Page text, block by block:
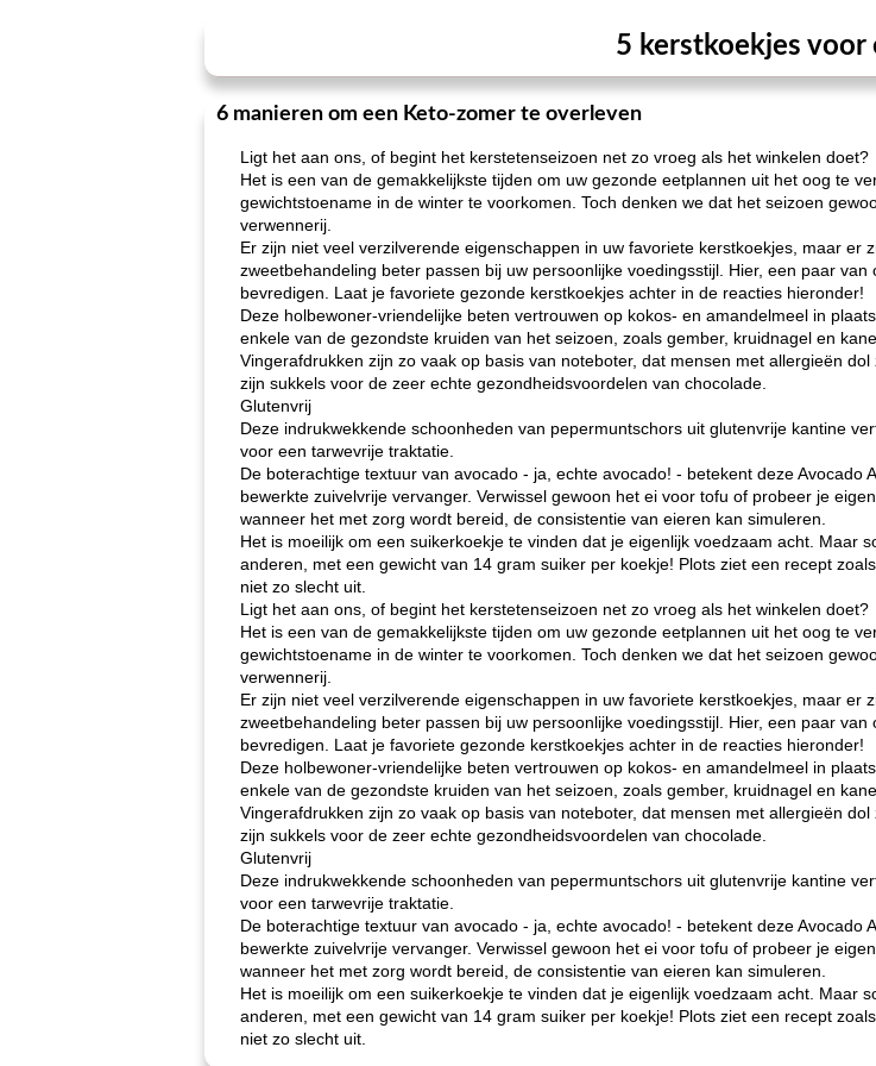
5 kerstkoekjes voor
6 manieren om een ​​Keto-zomer te overleven
Ligt het aan ons, of begint het kerstetenseizoen net zo vroeg als het winkelen doet?
Het is een van de gemakkelijkste tijden om uw gezonde eetplannen uit het oog te
gewichtstoename in de winter te voorkomen. Toch denken we dat het seizoen
verwennerij.
Er zijn niet veel verzilverende eigenschappen in uw favoriete kerstkoekjes, maar er
zweetbehandeling beter passen bij uw persoonlijke voedingsstijl. Hier, een paar
bevredigen. Laat je favoriete gezonde kerstkoekjes achter in de reacties hieronder!
Deze holbewoner-vriendelijke beten vertrouwen op kokos- en amandelmeel in
enkele van de gezondste kruiden van het seizoen, zoals gember, kruidnagel en
Vingerafdrukken zijn zo vaak op basis van noteboter, dat mensen met allergieën
zijn sukkels voor de zeer echte gezondheidsvoordelen van chocolade.
Glutenvrij
Deze indrukwekkende schoonheden van pepermuntschors uit glutenvrije kantine
voor een tarwevrije traktatie.
De boterachtige textuur van avocado - ja, echte avocado! - betekent deze
bewerkte zuivelvrije vervanger. Verwissel gewoon het ei voor tofu of probeer je
wanneer het met zorg wordt bereid, de consistentie van eieren kan simuleren.
Het is moeilijk om een ​​suikerkoekje te vinden dat je eigenlijk voedzaam acht. Maar
anderen, met een gewicht van 14 gram suiker per koekje! Plots ziet een recept
niet zo slecht uit.
Ligt het aan ons, of begint het kerstetenseizoen net zo vroeg als het winkelen doet?
Het is een van de gemakkelijkste tijden om uw gezonde eetplannen uit het oog te
gewichtstoename in de winter te voorkomen. Toch denken we dat het seizoen
verwennerij.
Er zijn niet veel verzilverende eigenschappen in uw favoriete kerstkoekjes, maar er
zweetbehandeling beter passen bij uw persoonlijke voedingsstijl. Hier, een paar
bevredigen. Laat je favoriete gezonde kerstkoekjes achter in de reacties hieronder!
Deze holbewoner-vriendelijke beten vertrouwen op kokos- en amandelmeel in
enkele van de gezondste kruiden van het seizoen, zoals gember, kruidnagel en
Vingerafdrukken zijn zo vaak op basis van noteboter, dat mensen met allergieën
zijn sukkels voor de zeer echte gezondheidsvoordelen van chocolade.
Glutenvrij
Deze indrukwekkende schoonheden van pepermuntschors uit glutenvrije kantine
voor een tarwevrije traktatie.
De boterachtige textuur van avocado - ja, echte avocado! - betekent deze
bewerkte zuivelvrije vervanger. Verwissel gewoon het ei voor tofu of probeer je
wanneer het met zorg wordt bereid, de consistentie van eieren kan simuleren.
Het is moeilijk om een ​​suikerkoekje te vinden dat je eigenlijk voedzaam acht. Maar
anderen, met een gewicht van 14 gram suiker per koekje! Plots ziet een recept
niet zo slecht uit.